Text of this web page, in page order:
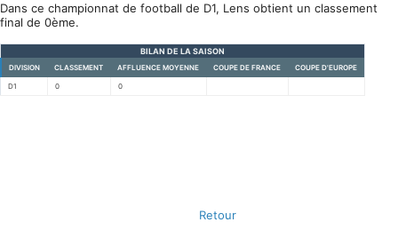
Dans ce championnat de football de D1, Lens obtient un classement
final de 0ème.
BILAN DE LA SAISON
DIVISION CLASSEMENT AFFLUENCE MOYENNE COUPE DE FRANCE COUPE D'EUROPE
D1 0 0
Retour